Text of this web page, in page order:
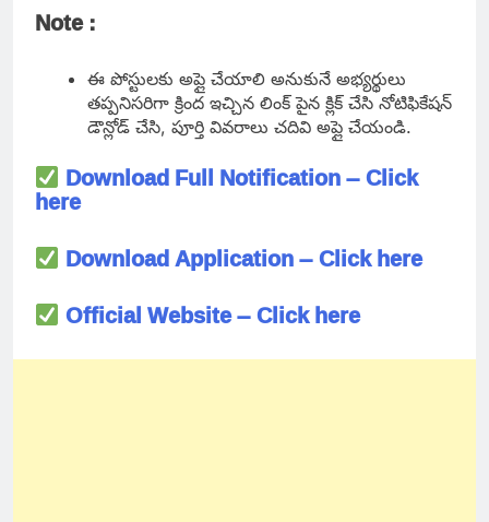
Note :
ఈ పోస్టులకు అప్లై చేయాలి అనుకునే అభ్యర్థులు
తప్పనిసరిగా క్రింద ఇచ్చిన లింక్ పైన క్లిక్ చేసి నోటిఫికేషన్
డౌన్లోడ్ చేసి, పూర్తి వివరాలు చదివి అప్లై చేయండి.
Download Full Notification – Click
here
Download Application – Click here
Official Website – Click here